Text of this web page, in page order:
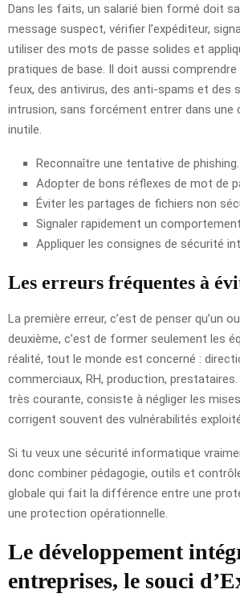
Dans les faits, un salarié bien formé doit
message suspect, vérifier l’expéditeur,
utiliser des mots de passe solides et
pratiques de base. Il doit aussi
feux, des antivirus, des anti-spams et des
intrusion, sans forcément entrer dans une
inutile.
Reconnaître une tentative de phishing.
Adopter de bons réflexes de mot de
Éviter les partages de fichiers non
Signaler rapidement un
Appliquer les consignes de sécurité
Les erreurs fréquentes à
La première erreur, c’est de penser qu’un
deuxième, c’est de former seulement les
réalité, tout le monde est concerné :
commerciaux, RH, production,
très courante, consiste à négliger les mises
corrigent souvent des vulnérabilités
Si tu veux une sécurité informatique
donc combiner pédagogie, outils et
globale qui fait la différence entre une
une protection opérationnelle.
Le développement
entreprises, le souci